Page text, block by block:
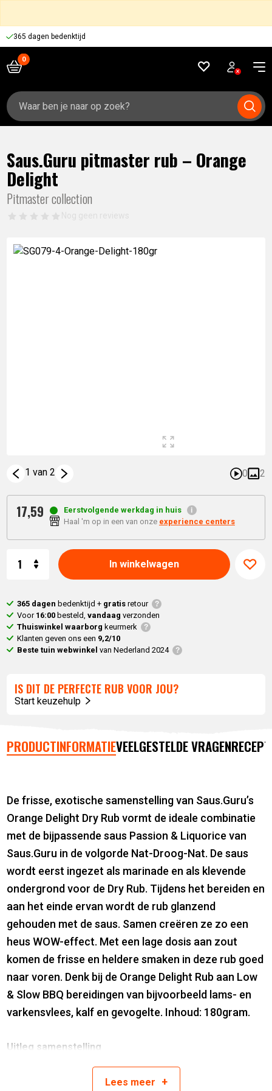
365 dagen bedenktijd
Zoeken
naar:
Saus.Guru pitmaster rub – Orange
Delight
Pitmaster collection
1 van 2 0 2
17,59
Eerstvolgende werkdag in huis
Haal 'm op in een van onze experience centers
In winkelwagen
365 dagen bedenktijd + gratisretour
Voor 16:00 besteld,vandaag verzonden
Thuiswinkel waarborg keurmerk
Klanten geven ons een 9,2/10
Beste tuin webwinkel van Nederland 2024
IS DIT DE PERFECTE RUB VOOR JOU?
Start keuzehulp
PRODUCTINFORMATIEVEELGESTELDE VRAGEN
De frisse, exotische samenstelling van Saus.Guru’s
Orange Delight Dry Rub vormt de ideale combinatie
met de bijpassende saus Passion & Liquorice van
Saus.Guru in de volgorde Nat-Droog-Nat. De saus
wordt eerst ingezet als marinade en als klevende
ondergrond voor de Dry Rub. Tijdens het bereiden en
aan het einde ervan wordt de rub glanzend
gehouden met de saus. Samen creëren ze zo een
heus WOW-effect. Met een lage dosis aan zout
komen de frisse en heldere smaken in deze rub goed
naar voren. Denk bij de Orange Delight Rub aan Low
& Slow BBQ bereidingen van bijvoorbeeld lams- en
varkensvlees, kalf en gevogelte. Inhoud: 180gram.
Uitleg samenstelling
de kleuren komen overeen. Bijvoorbeeld geel: de champions’
Lees meer +